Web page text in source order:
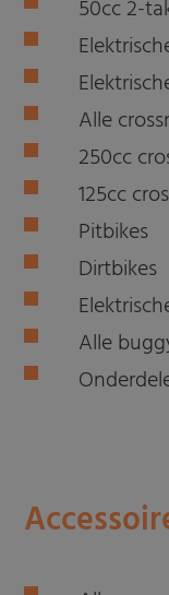
50cc 2-
Alle
250cc
125cc
Pitbikes
Dirtbikes
Alle